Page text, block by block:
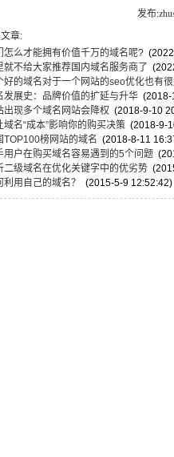
发布
章:
怎么才能拥有价值千万的域名呢?
就不给大家推荐国内域名服务商了
好的域名对于一个网站的seo优化也有
发展史：品牌价值的扩延与升华 (2018-
出现多个域名网站会降权 (2018-9-10
域名“成本”影响你的购买决策 (2018-9-
TOP100榜网站的域名 (2018-8-11
用户在购买域名容易遇到的5个问题
二级域名在优化关键字中的优劣势
利用自己的域名？
(2015-5-9 12:52:42)